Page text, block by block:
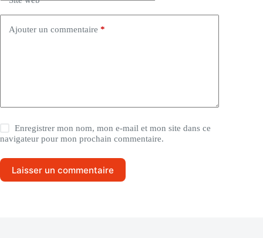
Ajouter un commentaire *
Enregistrer mon nom, mon e-mail et mon site dans ce
navigateur pour mon prochain commentaire.
Laisser un commentaire